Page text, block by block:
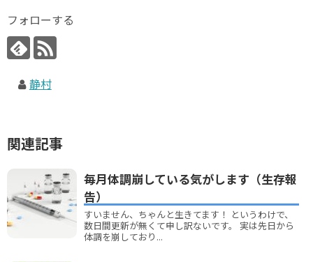
フォローする
静村
関連記事
毎月体調崩している気がします（生存報
告）
すいません、ちゃんと生きてます！ というわけで、
数日間更新が無くて申し訳ないです。 実は先日から
体調を崩しており...